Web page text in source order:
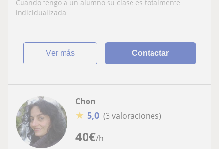
Cuando tengo a un alumno su clase es totalmente
indicidualizada
ver más Contactar
40€/h
Chon
★ 5,0 (3 valoraciones)